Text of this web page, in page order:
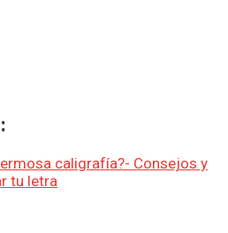
caligrafía?- Consejos y
tu letra